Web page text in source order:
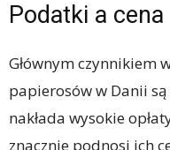
Podatki a
Głównym czynnikiem
papierosów w Danii
nakłada wysokie
znacznie podnosi ich